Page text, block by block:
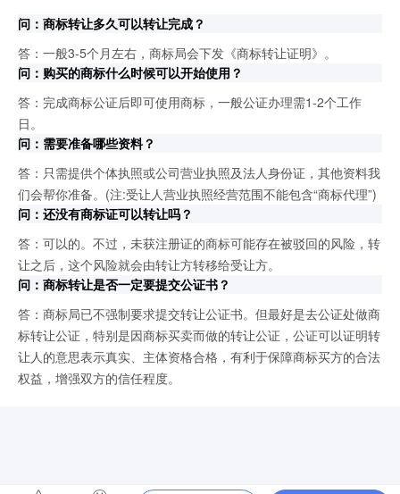
问：商标转让多久可以转让完成？
答：一般3-5个月左右，商标局会下发《商标转让证明》。
问：购买的商标什么时候可以开始使用？
答：完成商标公证后即可使用商标，一般公证办理需1-2个工作
日。
问：需要准备哪些资料？
答：只需提供个体执照或公司营业执照及法人身份证，其他资料我
们会帮你准备。(注:受让人营业执照经营范围不能包含“商标代理”)
问：还没有商标证可以转让吗？
答：可以的。不过，未获注册证的商标可能存在被驳回的风险，转
让之后，这个风险就会由转让方转移给受让方。
问：商标转让是否一定要提交公证书？
答：商标局已不强制要求提交转让公证书。但最好是去公证处做商
标转让公证，特别是因商标买卖而做的转让公证，公证可以证明转
让人的意思表示真实、主体资格合格，有利于保障商标买方的合法
权益，增强双方的信任程度。